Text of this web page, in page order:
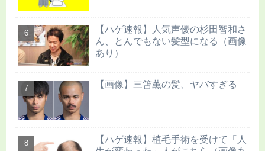
【ハゲ速報】人気声優の杉田智和さ
ん、とんでもない髪型になる（画像
あり）
【画像】三笘薫の髪、ヤバすぎる
【ハゲ速報】植毛手術を受けて「人